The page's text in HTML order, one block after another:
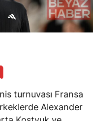
turnuvası Fransa
Alexander